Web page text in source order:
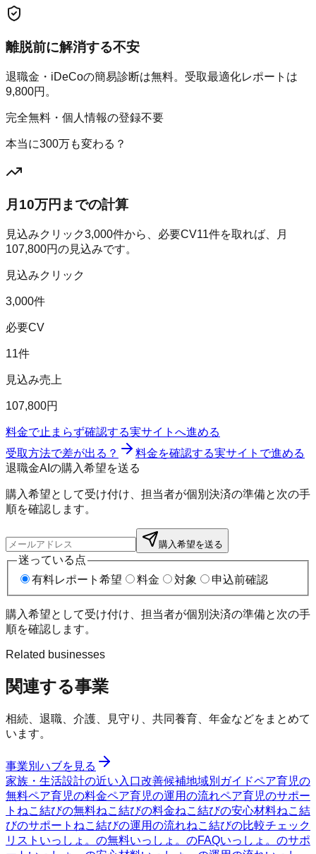
離脱前に解消する不安
退職金・iDeCoの簡易診断は無料。受取最適化レポートは
9,800円。
完全無料・個人情報の登録不要
本当に300万も変わる？
月10万円までの計算
見込みクリック3,000件から、必要CV11件を取れば、月
107,800円の見込みです。
見込みクリック
3,000件
必要CV
11件
見込み売上
107,800円
料金で止まらず確認する実サイトへ進める
受取方法で差が出る？
料金を確認する実サイトで進める
退職金AIの購入希望を送る
購入希望として受け付け、担当者が個別決済の準備と次の手
順を確認します。
購入希望を送る
迷っている点
有料レポート希望
料金 対象 申込前確認
購入希望として受け付け、担当者が個別決済の準備と次の手
順を確認します。
Related businesses
関連する事業
相続、退職、介護、見守り、共同養育、年金などをまとめて
います。
事業別ハブを見る
家族・生活設計の近い入口改善候補地域別ガイドペア育児の
無料ペア育児の料金ペア育児の運用の流れペア育児のサポー
ト ねこ結びの無料ねこ結びの料金ねこ結びの安心材料ねこ結
びのサポート ねこ結びの運用の流れねこ結びの比較チェック
リスト いっしょ。の無料いっしょ。のFAQいっしょ。のサポ